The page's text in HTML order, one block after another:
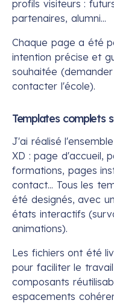
profils visiteurs :
partenaires, alumni...
Chaque page a été
intention précise et
souhaitée
contacter l'école).
Templates complets
J'ai réalisé
XD : page d'accueil,
formations, pages
contact... Tous les
été designés, avec
états interactifs
animations).
Les fichiers ont été
pour faciliter le
composants
espacements